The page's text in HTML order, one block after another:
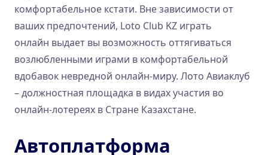
комфортабельное кстати. Вне зависимости от
ваших предпочтений, Loto Club KZ играть
онлайн выдает вы возможность оттягиваться
возлюбленными играми в комфортабельной
вдобавок невредной онлайн-миру. Лото Авиаклуб
– должностная площадка в видах участия во
онлайн-лотереях в Стране Казахстане.
Автоплатформа